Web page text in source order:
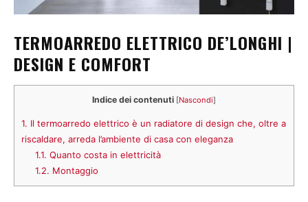
TERMOARREDO ELETTRICO DE’LONGHI |
DESIGN E COMFORT
Indice dei contenuti [Nascondi]
1. Il termoarredo elettrico è un radiatore di design che, oltre a
riscaldare, arreda l’ambiente di casa con eleganza
1.1. Quanto costa in elettricità
1.2. Montaggio